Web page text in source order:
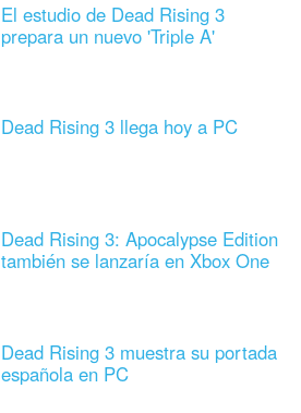
El estudio de Dead Rising 3
prepara un nuevo 'Triple A'
Dead Rising 3 llega hoy a PC
Dead Rising 3: Apocalypse Edition
también se lanzaría en Xbox One
Dead Rising 3 muestra su portada
española en PC